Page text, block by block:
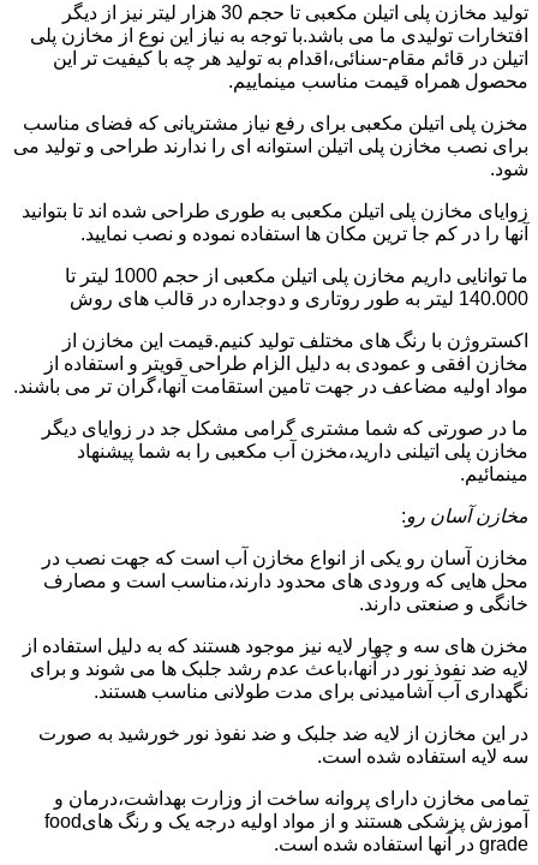
تولید مخازن پلی اتیلن مکعبی تا حجم 30 هزار لیتر نیز از دیگر
افتخارات تولیدی ما می باشد.با توجه به نیاز این نوع از مخازن پلی
اتیلن در قائم مقام-سنائی،اقدام به تولید هر چه با کیفیت تر این
محصول همراه قیمت مناسب مینماییم.
مخزن پلی اتیلن مکعبی برای رفع نیاز مشتریانی که فضای مناسب
برای نصب مخازن پلی اتیلن استوانه ای را ندارند طراحی و تولید می
شود.
زوایای مخازن پلی اتیلن مکعبی به طوری طراحی شده اند تا بتوانید
آنها را در کم جا ترین مکان ها استفاده نموده و نصب نمایید.
ما توانایی داریم مخازن پلی اتیلن مکعبی از حجم 1000 لیتر تا
140.000 لیتر به طور روتاری و دوجداره در قالب های روش
اکستروژن با رنگ های مختلف تولید کنیم.قیمت این مخازن از
مخازن افقی و عمودی به دلیل الزام طراحی قویتر و استفاده از
مواد اولیه مضاعف در جهت تامین استقامت آنها،گران تر می باشند.
ما در صورتی که شما مشتری گرامی مشکل جد در زوایای دیگر
مخازن پلی اتیلنی دارید،مخزن آب مکعبی را به شما پیشنهاد
مینمائیم.
مخازن آسان رو:
مخازن آسان رو یکی از انواع مخازن آب است که جهت نصب در
محل هایی که ورودی های محدود دارند،مناسب است و مصارف
خانگی و صنعتی دارند.
مخزن های سه و چهار لایه نیز موجود هستند که به دلیل استفاده از
لایه ضد نفوذ نور در آنها،باعث عدم رشد جلبک ها می شوند و برای
نگهداری آب آشامیدنی برای مدت طولانی مناسب هستند.
در این مخازن از لایه ضد جلبک و ضد نفوذ نور خورشید به صورت
سه لایه استفاده شده است.
تمامی مخازن دارای پروانه ساخت از وزارت بهداشت،درمان و
آموزش پزشکی هستند و از مواد اولیه درجه یک و رنگ هایfood
grade در آنها استفاده شده است.